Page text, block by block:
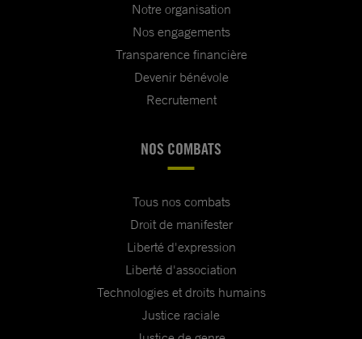
Notre organisation
Nos engagements
Transparence financière
Devenir bénévole
Recrutement
NOS COMBATS
Tous nos combats
Droit de manifester
Liberté d'expression
Liberté d'association
Technologies et droits humains
Justice raciale